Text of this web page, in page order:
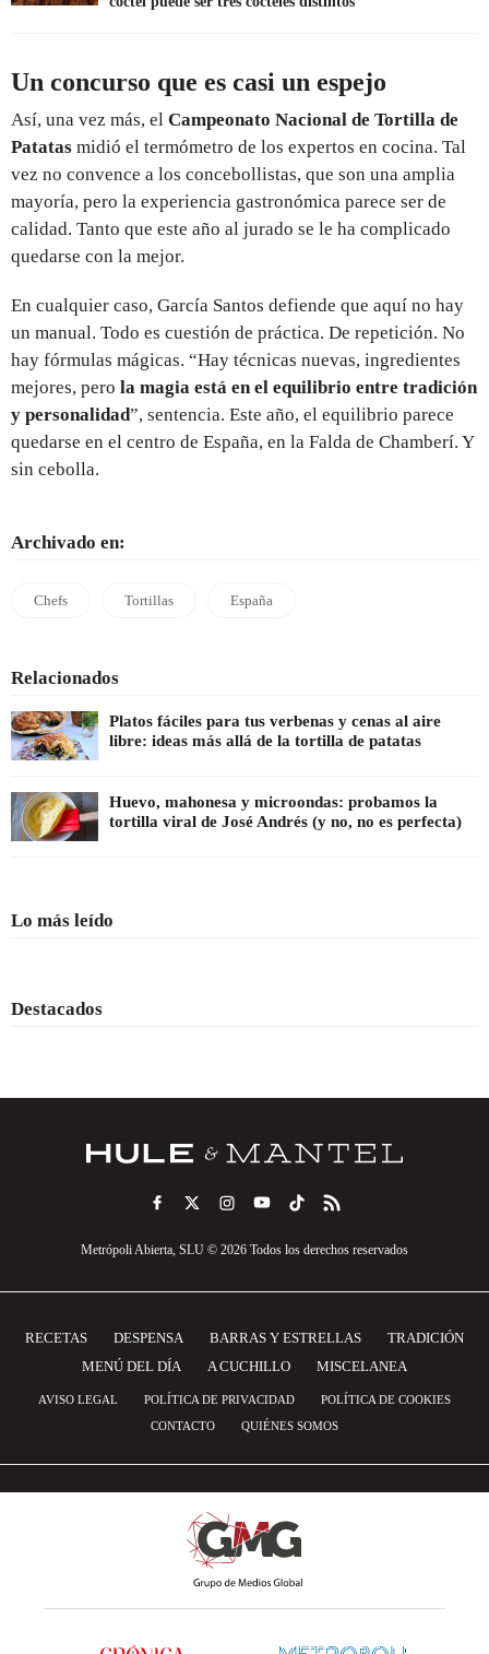
Un concurso que es casi un espejo
Así, una vez más, el Campeonato Nacional de Tortilla de
Patatas midió el termómetro de los expertos en cocina. Tal
vez no convence a los concebollistas, que son una amplia
mayoría, pero la experiencia gastronómica parece ser de
calidad. Tanto que este año al jurado se le ha complicado
quedarse con la mejor.
En cualquier caso, García Santos defiende que aquí no hay
un manual. Todo es cuestión de práctica. De repetición. No
hay fórmulas mágicas. “Hay técnicas nuevas, ingredientes
mejores, pero la magia está en el equilibrio entre tradición
y personalidad”, sentencia. Este año, el equilibrio parece
quedarse en el centro de España, en la Falda de Chamberí. Y
sin cebolla.
Archivado en:
Chefs Tortillas España
Relacionados
Platos fáciles para tus verbenas y cenas al aire
libre: ideas más allá de la tortilla de patatas
Huevo, mahonesa y microondas: probamos la
tortilla viral de José Andrés (y no, no es perfecta)
Lo más leído
Destacados
Metrópoli Abierta, SLU © 2026 Todos los derechos reservados
RECETAS DESPENSA BARRAS Y ESTRELLAS
TRADICIÓN
MENÚ DEL DÍA
A CUCHILLO MISCELANEA
AVISO LEGAL POLÍTICA DE PRIVACIDAD
POLÍTICA DE COOKIES
CONTACTO
QUIÉNES SOMOS